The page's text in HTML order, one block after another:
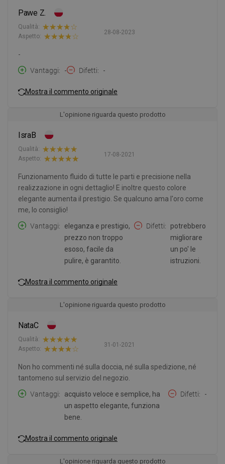
Pawe Z.
28-08-2023
Qualità:
Aspetto:
-
Vantaggi
- Difetti -
Mostra il commento originale
L'opinione riguarda questo prodotto
IsraB
17-08-2021
Qualità:
Aspetto:
Funzionamento fluido di tutte le parti e precisione nella
realizzazione in ogni dettaglio! E inoltre questo colore
elegante aumenta il prestigio. Se qualcuno ama l'oro come
me, lo consiglio!
Vantaggi
eleganza e prestigio,
prezzo non troppo
esoso, facile da
pulire, è garantito.
Difetti
potrebbero
migliorare
un po' le
istruzioni.
Mostra il commento originale
L'opinione riguarda questo prodotto
NataC
31-01-2021
Qualità:
Aspetto:
Non ho commenti né sulla doccia, né sulla spedizione, né
tantomeno sul servizio del negozio.
Vantaggi
acquisto veloce e semplice, ha
un aspetto elegante, funziona
bene.
Difetti -
Mostra il commento originale
L'opinione riguarda questo prodotto